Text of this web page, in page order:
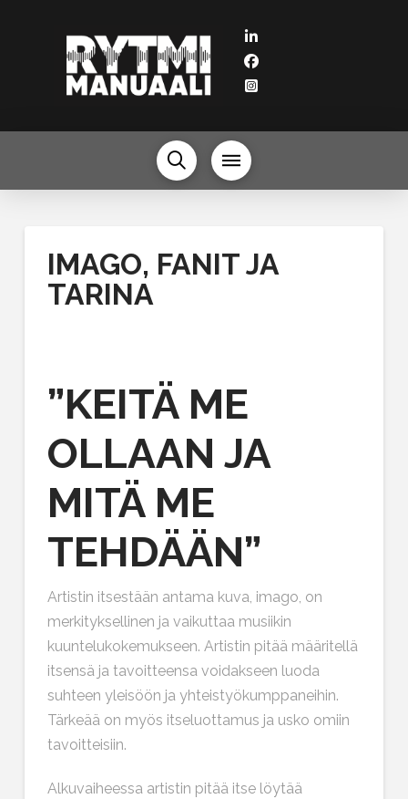
IMAGO, FANIT JA
TARINA
”KEITÄ ME
OLLAAN JA
MITÄ ME
TEHDÄÄN”
Artistin itsestään antama kuva, imago, on
merkityksellinen ja vaikuttaa musiikin
kuuntelukokemukseen. Artistin pitää määritellä
itsensä ja tavoitteensa voidakseen luoda
suhteen yleisöön ja yhteistyökumppaneihin.
Tärkeää on myös itseluottamus ja usko omiin
tavoitteisiin.
Alkuvaiheessa artistin pitää itse löytää